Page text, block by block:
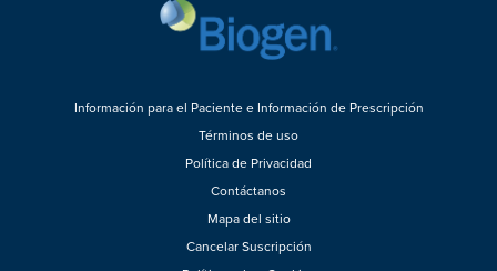
Información para el Paciente e Información de Prescripción
Términos de uso
Política de Privacidad
Contáctanos
Mapa del sitio
Cancelar Suscripción